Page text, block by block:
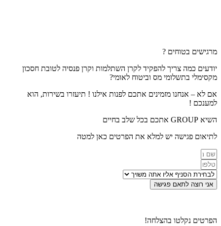
מרגישים בטוחים ?
יודעים כמה צריך להפקיד לקרן השתלמות וקרן פנסיה לטובת חסכון
מקסימלי בתשלומי מס וביטוח לאומי?
אם לא – אנחנו מזמינים אתכם לפנות אילנו ! תיעזרו בשירות, הוא
למענכם !
השיא GROUP אתכם בכל שלב בחיים
לתיאום פגישה יש למלא את הפרטים כאן למטה
אני רוצה לתאם פגישה
הפרטים נקלטו בהצלחה!